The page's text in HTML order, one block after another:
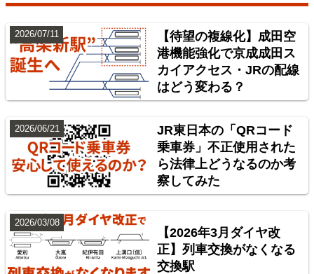
東北地方臨海鉄道配線略図 福島・仙台・秋田・八戸
臨海鉄道
【待望の複線化】成田空
港機能強化で京成成田ス
カイアクセス・JRの配線
はどう変わる？
2026/07/11
JR東日本の「QRコード
乗車券」不正使用された
ら法律上どうなるのか考
察してみた
2026/06/21
【2026年3月ダイヤ改
正】列車交換がなくなる
交換駅
2026/03/08